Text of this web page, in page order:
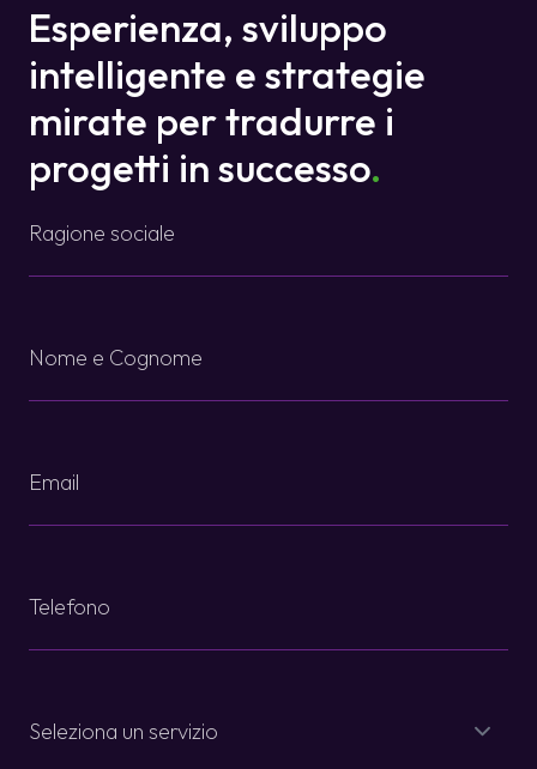
Esperienza, sviluppo
intelligente e strategie
mirate per tradurre i
progetti in successo.
Ragione
sociale
*
*
*
*
*